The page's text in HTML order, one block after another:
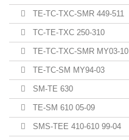
TE-TC-TXC-SMR 449-511
TC-TE-TXC 250-310
TE-TC-TXC-SMR MY03-10
TE-TC-SM MY94-03
SM-TE 630
TE-SM 610 05-09
SMS-TEE 410-610 99-04